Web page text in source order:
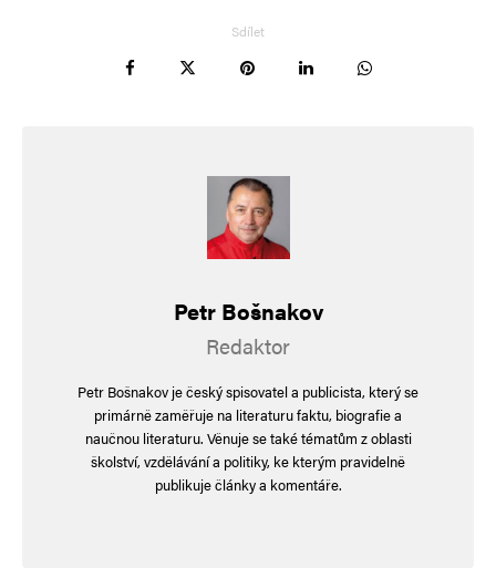
nástěnkáře a branou výchovou s plynovými
maskami. Učím už 20 let a věřte, výuka je stále
nechápu je neschopnost státu nás učitele
podporovat v tom nejpodstatnějším, co pro stát
děláme, ve výchově občanů.
16. 7. 2024 (17:37)
kde udělali inžinýři asi chybu. vyčichlej cement
Sdílet
Petr Bošnakov
Redaktor
Petr Bošnakov je český spisovatel a publicista, který se
primárně zaměřuje na literaturu faktu, biografie a
naučnou literaturu. Věnuje se také tématům z oblasti
školství, vzdělávání a politiky, ke kterým pravidelně
publikuje články a komentáře.